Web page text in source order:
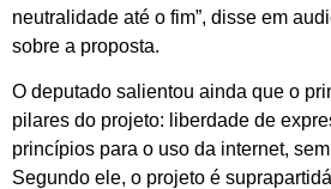
neutralidade até o fim”, disse em
sobre a proposta.
O deputado salientou ainda que o
pilares do projeto: liberdade de
princípios para o uso da internet,
Segundo ele, o projeto é